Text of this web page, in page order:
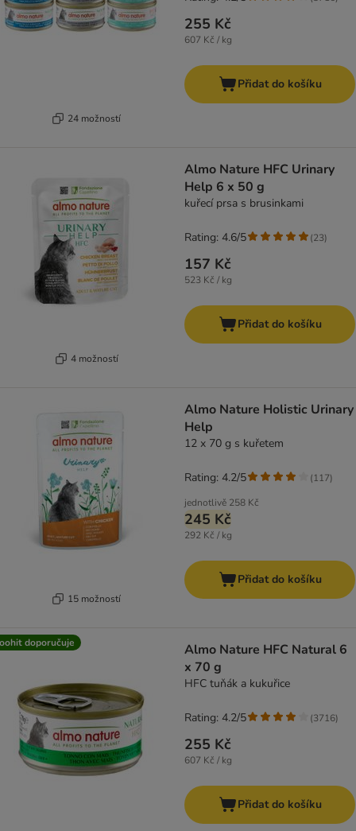
24 možností
255 Kč
607 Kč / kg
Přidat do košíku
4 možností
Almo Nature HFC Urinary
Help 6 x 50 g
kuřecí prsa s brusinkami
157 Kč
523 Kč / kg
Rating: 4.6/5 (23)
Přidat do košíku
15 možností
Almo Nature Holistic Urinary
Help
12 x 70 g s kuřetem
jednotlivě 258 Kč
245 Kč
292 Kč / kg
Rating: 4.2/5 (117)
Přidat do košíku
doporučuje
Almo Nature HFC Natural 6
x 70 g
HFC tuňák a kukuřice
255 Kč
607 Kč / kg
Rating: 4.2/5 (3716)
Přidat do košíku